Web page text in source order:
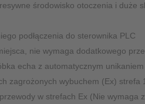
środowisko otoczenia i duże
podłączenia do sterownika PLC
nie wymaga dodatkowego
echa z automatycznym
zagrożonych wybuchem (Ex) strefa
w strefach Ex (Nie wymaga